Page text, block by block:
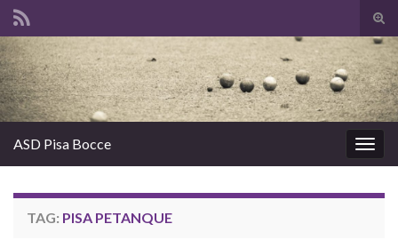
il
di
Search for:
la
ASD Pisa Bocce
TAG: PISA PETANQUE